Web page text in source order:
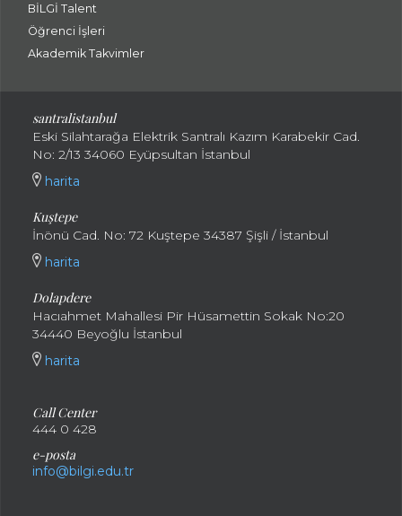
BİLGİ Talent
Öğrenci İşleri
Akademik Takvimler
santralistanbul
Eski Silahtarağa Elektrik Santralı Kazım Karabekir Cad.
No: 2/13 34060 Eyüpsultan İstanbul
harita
Kuştepe
İnönü Cad. No: 72 Kuştepe 34387 Şişli / İstanbul
harita
Dolapdere
Hacıahmet Mahallesi Pir Hüsamettin Sokak No:20
34440 Beyoğlu İstanbul
harita
Call Center
444 0 428
e-posta
info@bilgi.edu.tr